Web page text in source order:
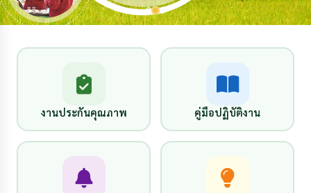
งานประกันคุณภาพ คู่มือปฏิบัติงาน